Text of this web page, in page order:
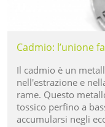
Cadmio: l’unione
Il cadmio è un
nell'estrazione e
rame. Questo
tossico perfino a
accumularsi negli